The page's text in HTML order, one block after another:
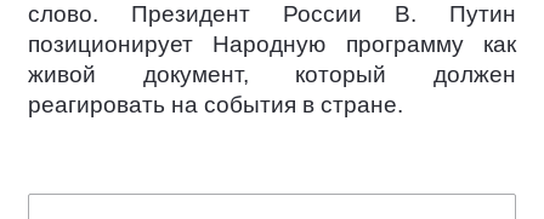
слово. Президент России В. Путин
позиционирует Народную программу как
живой документ, который должен
реагировать на события в стране.